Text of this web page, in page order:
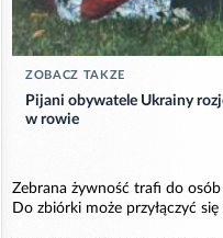
ZOBACZ TAKZE
Pijani obywatele Ukrainy
w rowie
Zebrana żywność trafi do
Do zbiórki może przyłączyć się